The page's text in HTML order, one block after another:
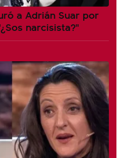
a Adrián Suar por
narcisista?"